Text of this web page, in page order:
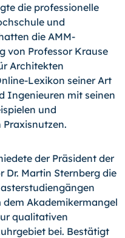
die professionelle
und
die AMM-
von Professor Krause
Architekten
Lexikon seiner Art
Ingenieuren mit seinen
und
der Präsident der
Dr. Martin Sternberg die
Akademikermangel
qualitativen
bei. Bestätigt